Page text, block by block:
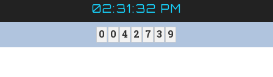
02:31:33 PM
0 0 4 2 7 3 9